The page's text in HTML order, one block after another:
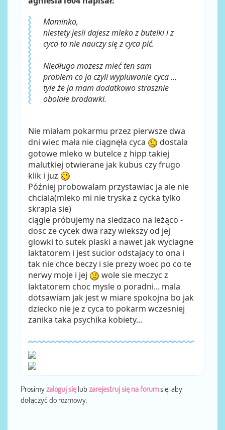
Maminko,
niestety jesli dajesz mleko z butelki i z
cyca to nie nauczy się z cyca pić.
Niedługo mozesz mieć ten sam
problem co ja czyli wypluwanie cyca ...
tyle że ja mam dodatkowo strasznie
obolałe brodawki.
Nie miałam pokarmu przez pierwsze dwa
dni wiec mała nie ciągnęła cyca
dostala
gotowe mleko w butelce z hipp takiej
malutkiej otwierane jak kubus czy frugo
klik i juz
Później probowalam przystawiac ja ale nie
chciala(mleko mi nie tryska z cycka tylko
skrapla sie)
ciągle próbujemy na siedzaco na leżąco -
dosc ze cycek dwa razy wiekszy od jej
glowki to sutek plaski a nawet jak wyciagne
laktatorem i jest sucior odstajacy to ona i
tak nie chce beczy i sie prezy woec po co te
nerwy moje i jej
wole sie meczyc z
laktatorem choc mysle o poradni... mala
dotsawiam jak jest w miare spokojna bo jak
dziecko nie je z cyca to pokarm wczesniej
zanika taka psychika kobiety...
Prosimyzaloguj sięlub zarejestruj się na forumsię, aby
dołączyć do rozmowy.